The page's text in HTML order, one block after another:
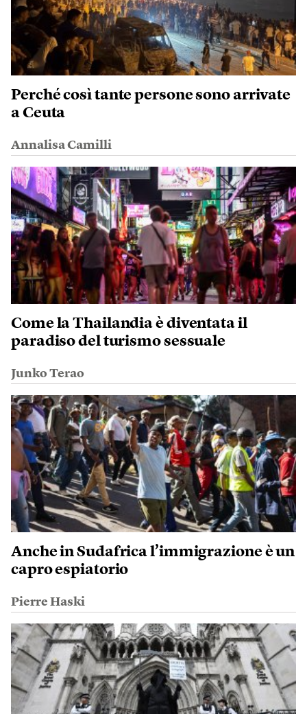
Perché così tante persone sono arrivate
a Ceuta
Annalisa Camilli
Come la Thailandia è diventata il
paradiso del turismo sessuale
Junko Terao
Anche in Sudafrica l’immigrazione è un
capro espiatorio
Pierre Haski